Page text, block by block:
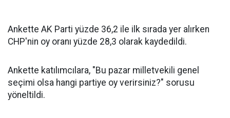
Ankette AK Parti yüzde 36,2 ile ilk sırada yer alırken
CHP'nin oy oranı yüzde 28,3 olarak kaydedildi.
Ankette katılımcılara, "Bu pazar milletvekili genel
seçimi olsa hangi partiye oy verirsiniz?" sorusu
yöneltildi.